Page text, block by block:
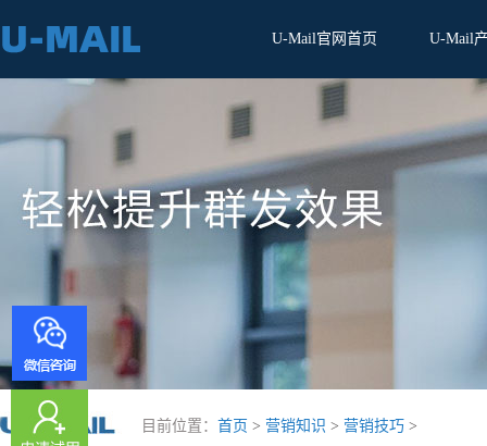
U-Mail官网首页 U-Mail
目前位置： 首页 > 营销知识 > 营销技巧 >